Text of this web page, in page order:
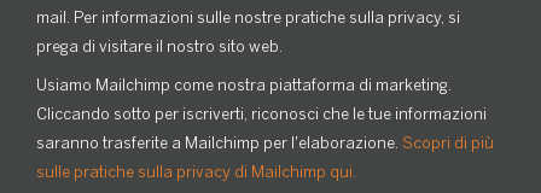
mail. Per informazioni sulle nostre pratiche sulla privacy, si
prega di visitare il nostro sito web.
Usiamo Mailchimp come nostra piattaforma di marketing.
Cliccando sotto per iscriverti, riconosci che le tue informazioni
saranno trasferite a Mailchimp per l'elaborazione. Scopri di più
sulle pratiche sulla privacy di Mailchimp qui.